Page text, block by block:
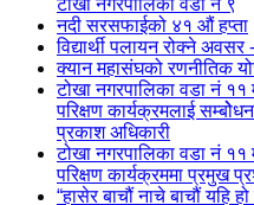
टोखा नगरपालिका वडा नं ९
नदी सरसफाईको ४१ औं हप्ता
विद्यार्थी पलायन रोक्ने
क्यान महासंघको रणनीतिक
टोखा नगरपालिका वडा नं ११
परिक्षण कार्यक्रमलाई
प्रकाश अधिकारी
टोखा नगरपालिका वडा नं ११
परिक्षण कार्यक्रममा प्रमुख
“हासेर बाचौं नाचे बाचौं यहि